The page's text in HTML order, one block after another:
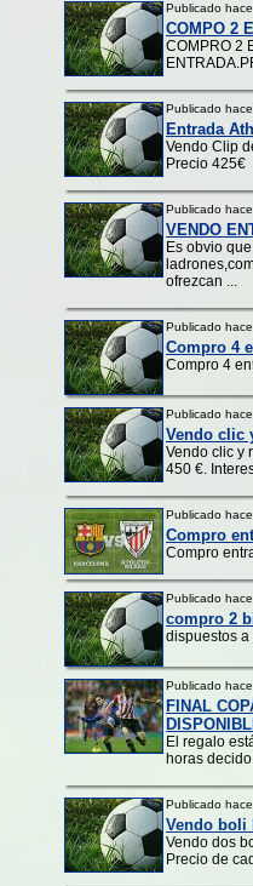
Publicado
COMPO 2
COMPRO 2
Publicado
Entrada
Vendo Clip
Precio 425€
Publicado
VENDO
Es obvio
ofrezcan ...
Publicado
Compro 4
Compro 4
Publicado
Vendo clic
Vendo clic y
450 €.
Publicado
Compro
Compro
Publicado
compro 2
dispuestos
Publicado
FINAL
El regalo
horas
Publicado
Vendo boli
Vendo dos
Precio de